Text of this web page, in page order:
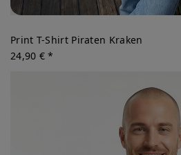
Print T-Shirt Piraten Kraken
24,90 € *